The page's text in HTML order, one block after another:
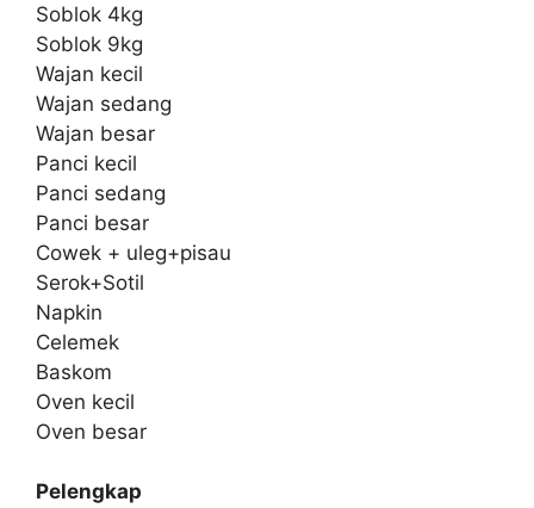
Soblok 4kg
Soblok 9kg
Wajan kecil
Wajan sedang
Wajan besar
Panci kecil
Panci sedang
Panci besar
Cowek + uleg+pisau
Serok+Sotil
Napkin
Celemek
Baskom
Oven kecil
Oven besar
Pelengkap